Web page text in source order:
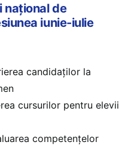
național de
iunie-iulie
candidaților la
cursurilor pentru elevii
competențelor